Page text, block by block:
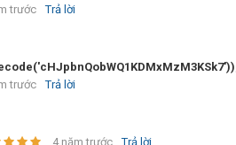
trước
Trả lời
trước
Trả lời
4 năm trước
Trả lời